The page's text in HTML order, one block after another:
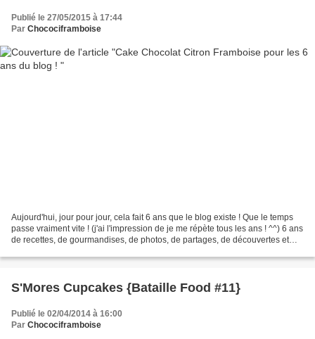
Publié le 27/05/2015 à 17:44
Par Chocociframboise
Aujourd'hui, jour pour jour, cela fait 6 ans que le blog existe ! Que le temps
passe vraiment vite ! (j'ai l'impression de je me répète tous les ans ! ^^) 6 ans
de recettes, de gourmandises, de photos, de partages, de découvertes et
S'Mores Cupcakes {Bataille Food #11}
Publié le 02/04/2014 à 16:00
Par Chocociframboise